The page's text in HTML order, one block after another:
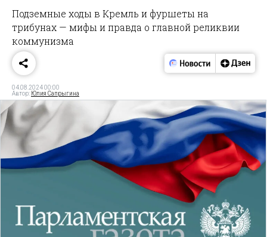
Подземные ходы в Кремль и фуршеты на
трибунах — мифы и правда о главной реликвии
коммунизма
04.08.2024 00:00
Автор: Юлия Сапрыгина